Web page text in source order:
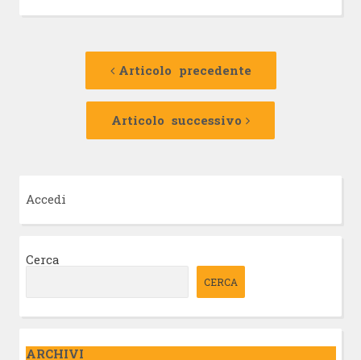
Navigazione
Articolo precedente
Articolo
Articolo successivo
Articolo
Accedi
Cerca
CERCA
ARCHIVI